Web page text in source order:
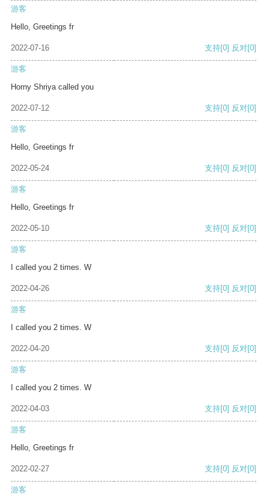
游客
Hello, Greetings fr
2022-07-16 支持[0] 反对[0]
游客
Horny Shriya called you
2022-07-12 支持[0] 反对[0]
游客
Hello, Greetings fr
2022-05-24 支持[0] 反对[0]
游客
Hello, Greetings fr
2022-05-10 支持[0] 反对[0]
游客
I called you 2 times. W
2022-04-26 支持[0] 反对[0]
游客
I called you 2 times. W
2022-04-20 支持[0] 反对[0]
游客
I called you 2 times. W
2022-04-03 支持[0] 反对[0]
游客
Hello, Greetings fr
2022-02-27 支持[0] 反对[0]
游客